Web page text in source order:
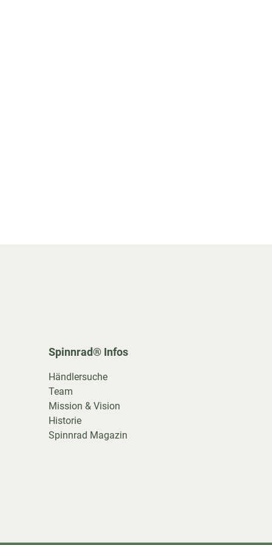
Spinnrad® Infos
Händlersuche
Team
Mission & Vision
Historie
Spinnrad Magazin